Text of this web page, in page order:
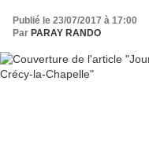
Publié le 23/07/2017 à 17:00
Par PARAY RANDO